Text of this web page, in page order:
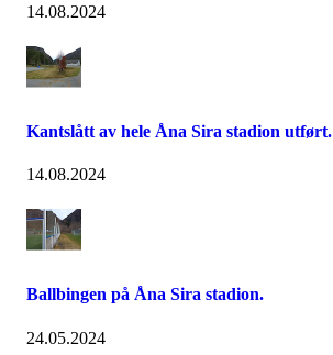
14.08.2024
Kantslått av hele Åna Sira stadion utført.
14.08.2024
Ballbingen på Åna Sira stadion.
24.05.2024